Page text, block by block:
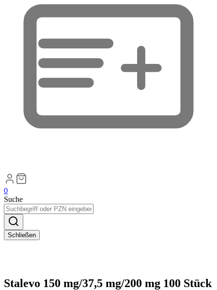
0
Suche
Schließen
Stalevo 150 mg/37,5 mg/200 mg 100 Stück